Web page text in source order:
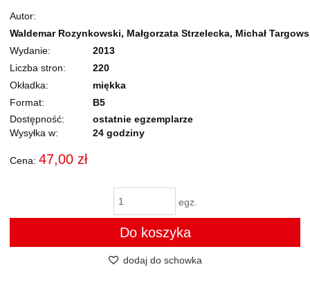
Autor
Waldemar Rozynkowski, Małgorzata Strzelecka, Michał
Wydanie
2013
Liczba stron
220
Okładka
miękka
Format
B5
Dostępność:
ostatnie egzemplarze
Wysyłka w:
24 godziny
Cena: 47,00 zł
egz.
Do koszyka
dodaj do schowka